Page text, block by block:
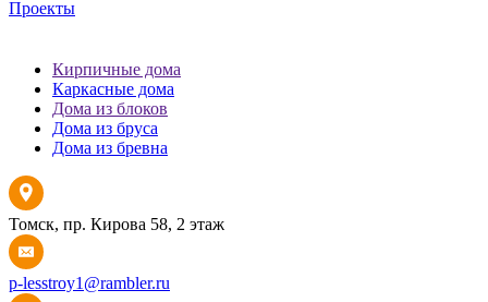
Проекты
Кирпичные дома
Каркасные дома
Дома из блоков
Дома из бруса
Дома из бревна
Томск, пр. Кирова 58, 2 этаж
p-lesstroy1@rambler.ru